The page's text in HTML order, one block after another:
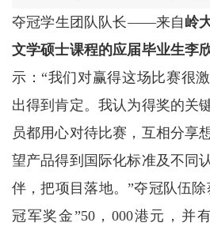
夺冠学生团队队长––––来自岭
文学硕士课程的应届毕业生李
示：“我们对赢得这场比赛很
出得到肯定。我认为得奖的关
员都用心对待比赛，互相分享
望产品得到国际化标准及不同
伴，把项目落地。”夺冠队伍
冠军奖金”50，000港元，并